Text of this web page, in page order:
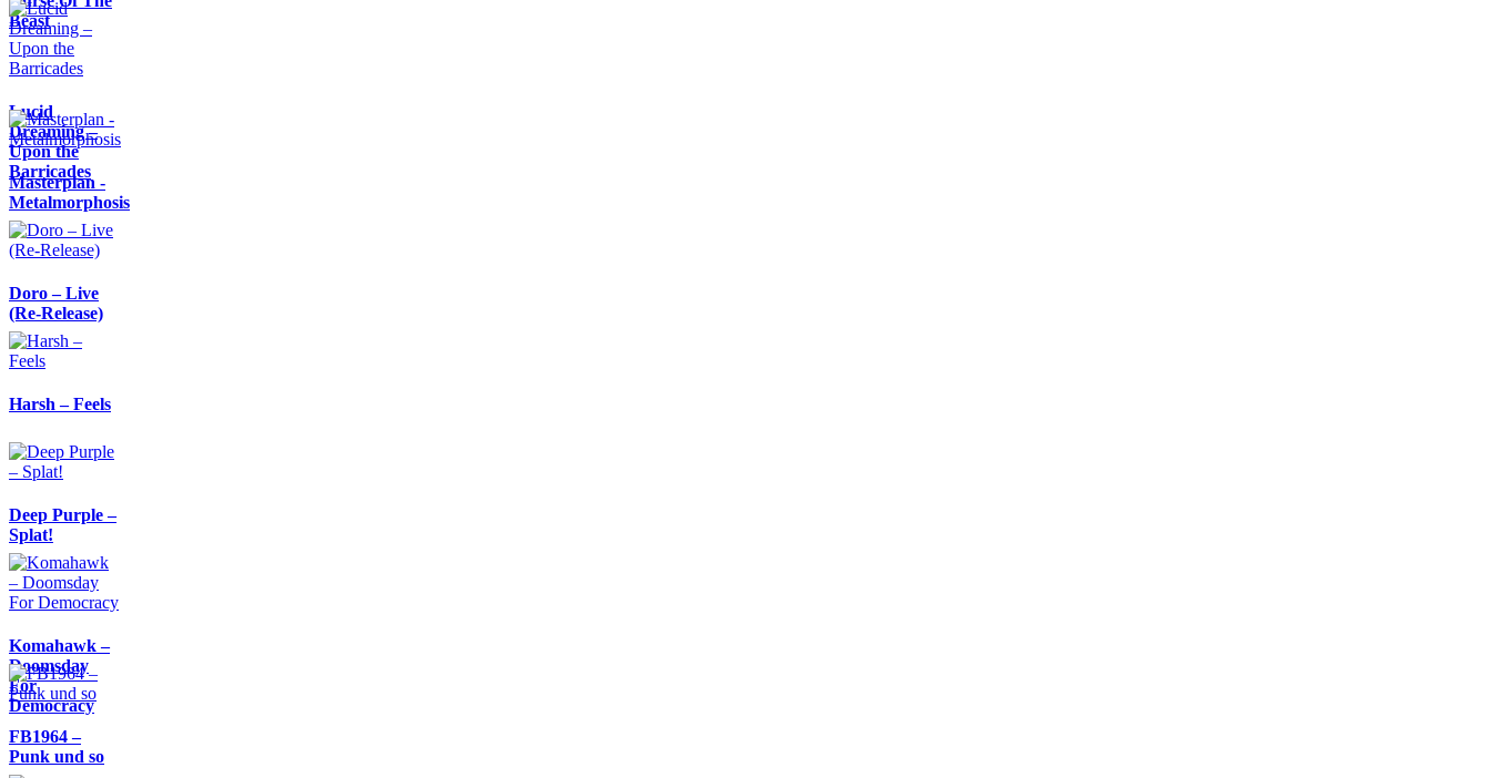
Beast
Lucid
Dreaming –
Upon the
Barricades
Masterplan -
Metalmorphosis
Doro – Live
(Re-Release)
Harsh – Feels
Deep Purple –
Splat!
Komahawk –
Doomsday
For
Democracy
FB1964 –
Punk und so